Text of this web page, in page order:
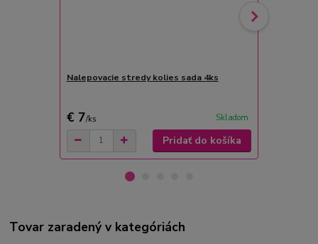
Nalepovacie stredy kolies sada 4ks
€ 7/ks Skladom
Pridať do košíka
Tovar zaradený v kategóriách